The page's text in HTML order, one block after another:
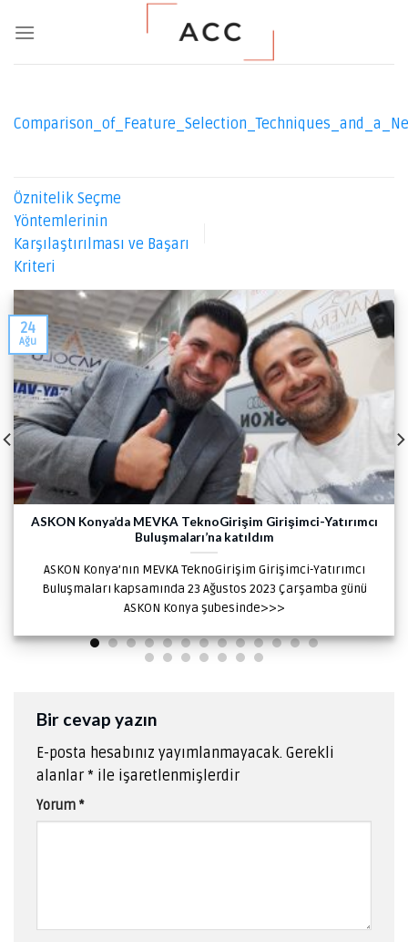
Öznitelik Seçme
Yöntemlerinin
Karşılaştırılması ve Başarı
Kriteri
ASKON Konya’da MEVKA TeknoGirişim Girişimci-Yatırımcı
Buluşmaları’na katıldım
ASKON Konya’nın MEVKA TeknoGirişim Girişimci-Yatırımcı
Buluşmaları kapsamında 23 Ağustos 2023 Çarşamba günü
ASKON Konya şubesinde>>>
24
Ağu
Bir cevap yazın
E-posta hesabınız yayımlanmayacak. Gerekli
alanlar * ile işaretlenmişlerdir
Yorum *